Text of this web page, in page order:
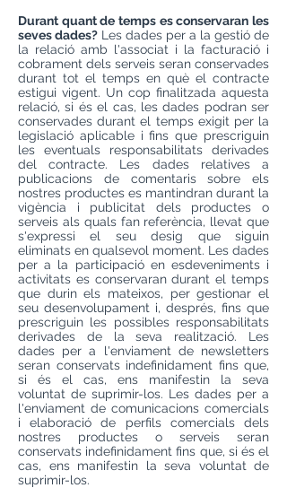
Durant quant de temps es conservaran les
seves dades? Les dades per a la gestió de
la relació amb l'associat i la facturació i
cobrament dels serveis seran conservades
durant tot el temps en què el contracte
estigui vigent. Un cop finalitzada aquesta
relació, si és el cas, les dades podran ser
conservades durant el temps exigit per la
legislació aplicable i fins que prescriguin
les eventuals responsabilitats derivades
del contracte. Les dades relatives a
publicacions de comentaris sobre els
nostres productes es mantindran durant la
vigència i publicitat dels productes o
serveis als quals fan referència, llevat que
s'expressi el seu desig que siguin
eliminats en qualsevol moment. Les dades
per a la participació en esdeveniments i
activitats es conservaran durant el temps
que durin els mateixos, per gestionar el
seu desenvolupament i, després, fins que
prescriguin les possibles responsabilitats
derivades de la seva realització. Les
dades per a l'enviament de newsletters
seran conservats indefinidament fins que,
si és el cas, ens manifestin la seva
voluntat de suprimir-los. Les dades per a
l'enviament de comunicacions comercials
i elaboració de perfils comercials dels
nostres productes o serveis seran
conservats indefinidament fins que, si és el
cas, ens manifestin la seva voluntat de
suprimir-los.